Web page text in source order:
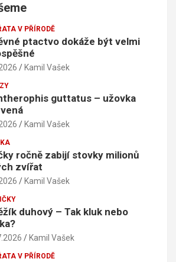
V PŘÍRODĚ
ptactvo dokáže být velmi
Kamil Vašek
guttatus – užovka
Kamil Vašek
ročně zabijí stovky milionů
zvířat
Kamil Vašek
duhový – Tak kluk nebo
Kamil Vašek
V PŘÍRODĚ